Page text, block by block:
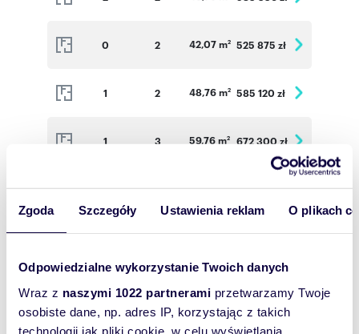
Zgoda Szczegóły Ustawienia reklam O plikach
Odpowiedzialne wykorzystanie Twoich danych
Wraz z naszymi 1022 partnerami przetwarzamy Twoje
osobiste dane, np. adres IP, korzystając z takich
technologii jak pliki cookie, w celu wyświetlania
0 2 42,07 m2 525 875 zł
1 2 48,76 m2 585 120 zł
1 3 59,76 m2 672 300 zł
1 3 56,80 m 639 000 zł
1 2 37,31 m2 475 703 zł
2